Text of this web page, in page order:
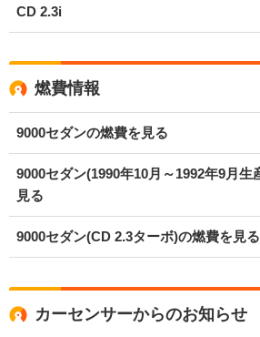
CD 2.3i
燃費情報
9000セダンの燃費を見る
9000セダン(1990年10月～1992年9月生
見る
9000セダン(CD 2.3ターボ)の燃費を見る
カーセンサーからのお知らせ